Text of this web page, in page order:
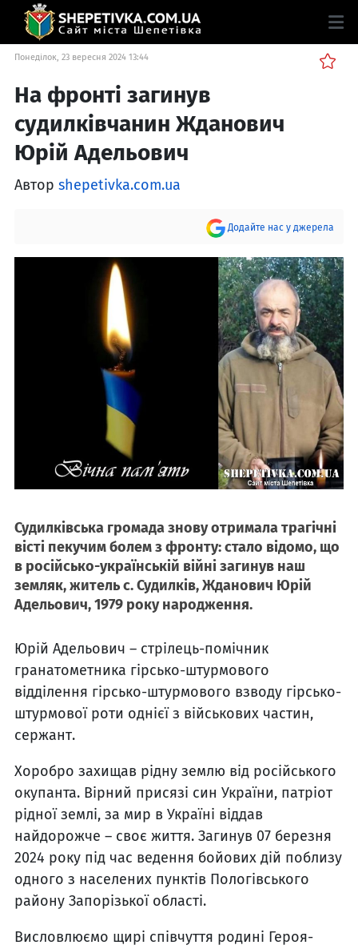
Понеділок, 23 вересня 2024 13:44
На фронті загинув
судилківчанин Жданович
Юрій Адельович
Автор shepetivka.com.ua
Додайте нас у джерела
Судилківська громада знову отримала трагічні
вісті пекучим болем з фронту: стало відомо, що
в російсько-українській війні загинув наш
земляк, житель с. Судилків, Жданович Юрій
Адельович, 1979 року народження.
Юрій Адельович – стрілець-помічник
гранатометника гірсько-штурмового
відділення гірсько-штурмового взводу гірсько-
штурмової роти однієї з військових частин,
сержант.
Хоробро захищав рідну землю від російського
окупанта. Вірний присязі син України, патріот
рідної землі, за мир в Україні віддав
найдорожче – своє життя. Загинув 07 березня
2024 року під час ведення бойових дій поблизу
одного з населених пунктів Пологівського
району Запорізької області.
Висловлюємо щирі співчуття родині Героя-